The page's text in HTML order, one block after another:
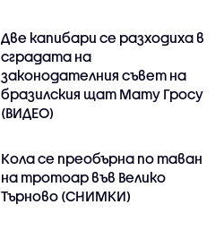
Две капибари се разходиха в
сградата на
законодателния съвет на
бразилския щат Мату Гросу
(ВИДЕО)
Кола се преобърна по таван
на тротоар във Велико
Търново (СНИМКИ)